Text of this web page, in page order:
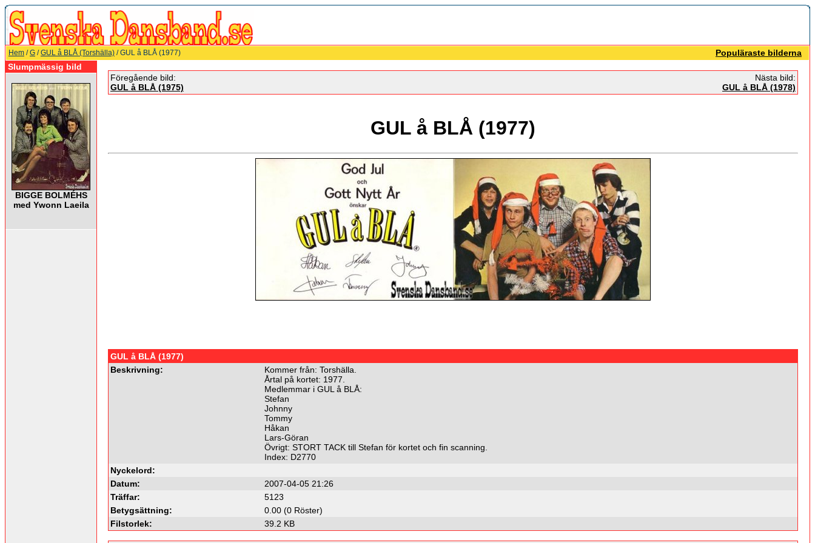
Hem /G /GUL å BLÅ (Torshälla) / GUL å BLÅ (1977)
Populäraste bilderna
Slumpmässig bild
BIGGE BOLMÉHS
med Ywonn Laeila
Föregående bild:
GUL å BLÅ (1975)
Nästa bild:
GUL å BLÅ (1978)
GUL å BLÅ (1977)
GUL å BLÅ (1977)
Beskrivning:
Kommer från: Torshälla.
Årtal på kortet: 1977.
Medlemmar i GUL å BLÅ:
Stefan
Johnny
Tommy
Håkan
Lars-Göran
Övrigt: STORT TACK till Stefan för kortet och fin scanning.
Index: D2770
Nyckelord:
Datum:
2007-04-05 21:26
Träffar:
5123
Betygsättning:
0.00 (0 Röster)
Filstorlek:
39.2 KB